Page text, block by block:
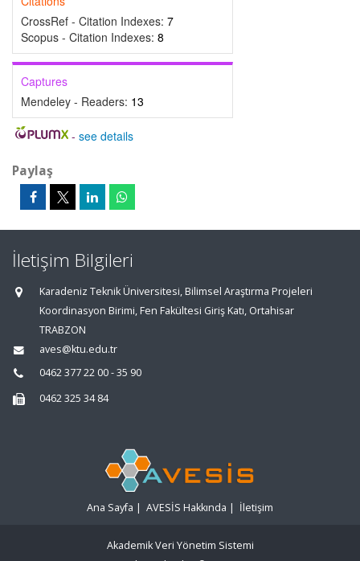
CrossRef - Citation Indexes: 7
Scopus - Citation Indexes: 8
Captures
Mendeley - Readers: 13
- see details
Paylaş
İletişim Bilgileri
Karadeniz Teknik Üniversitesi, Bilimsel Araştırma Projeleri
Koordinasyon Birimi, Fen Fakültesi Giriş Katı, Ortahisar
TRABZON
aves@ktu.edu.tr
0462 377 22 00 - 35 90
0462 325 34 84
Ana Sayfa | AVESİS Hakkında | İletişim
Akademik Veri Yönetim Sistemi